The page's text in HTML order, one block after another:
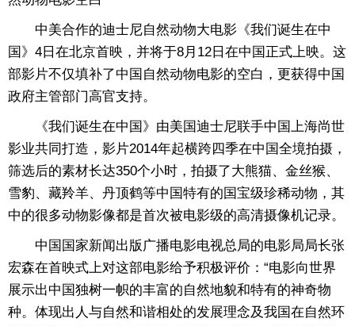
中美合作的迪士尼自然动物大电影《我们诞生在中
国》4日在北京首映，并将于8月12日在中国正式上映。这
部影片不仅填补了中国自然动物电影的空白，更获得中国
政府主管部门高官支持。
《我们诞生在中国》由美国迪士尼联手中国上海尚世
影业共同打造，影片2014年起横跨四季在中国全境拍摄，
筛选后的素材长达350个小时，拍摄了大熊猫、金丝猴、
雪豹、藏羚羊、丹顶鹤等中国特有的国宝级珍稀动物，其
中的很多动物影像都是首次被电影级的高清摄像机记录。
中国国家新闻出版广播电影电视总局的电影局局长张
宏森在首映式上对这部电影给予积极评价：“电影向世界
展示出中国独树一帜的丰富的自然地貌和特有的神奇物
种。体现出人与自然和谐相处的发展理念及我国在自然环